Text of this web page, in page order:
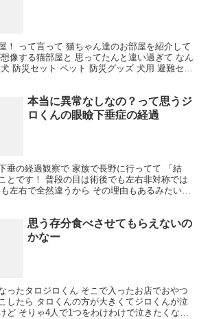
！ って言って 猫ちゃん達のお部屋を紹介して
像する猫部屋と 思ってたんと違い過ぎて なん
防災セット ペット 防災グッズ 犬用 避難セッ
本当に異常なしなの？って思うジ
ロくんの眼瞼下垂症の経過
垂の経過観察で 家族で長野に行ってて 「結
とです！ 普段の目は術後でも左右非対称では
左右で全然違うから その理由もあるみたい？
思う存分食べさせてもらえないの
かなー
ったタロジロくん そこで入ったお店でおやつ
したら タロくんの方が大きくてジロくんが泣
ど そりゃ4人で1つをわけわけで泣きたくなっ